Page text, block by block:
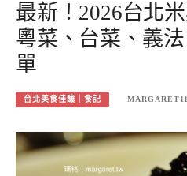
最新！2026台北
粵菜、台菜、義
單
台北美食佳釀｜食記